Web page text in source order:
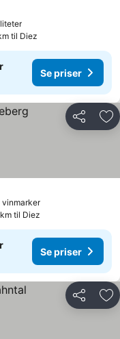
til Diez
Se priser
Del
til Diez
Se priser
Del